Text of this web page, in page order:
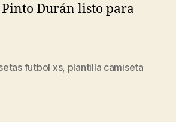
Durán listo para
futbol xs, plantilla camiseta